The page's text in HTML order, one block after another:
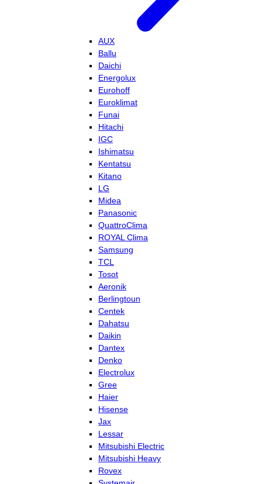
AUX
Ballu
Daichi
Energolux
Eurohoff
Euroklimat
Funai
Hitachi
IGC
Ishimatsu
Kentatsu
Kitano
LG
Midea
Panasonic
QuattroClima
ROYAL Clima
Samsung
TCL
Tosot
Aeronik
Berlingtoun
Centek
Dahatsu
Daikin
Dantex
Denko
Electrolux
Gree
Haier
Hisense
Jax
Lessar
Mitsubishi Electric
Mitsubishi Heavy
Rovex